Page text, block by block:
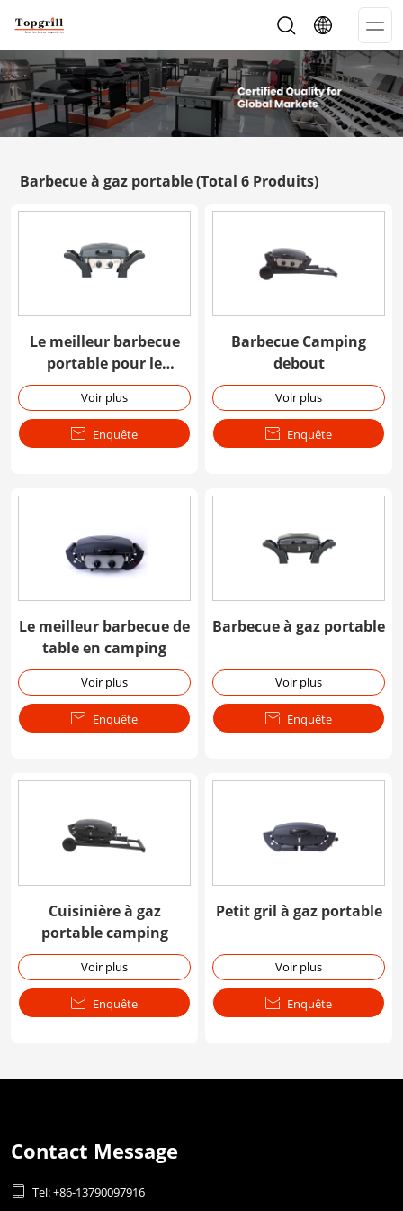
Barbecue à gaz portable(Total 6 Produits)
Le meilleur barbecue
portable pour le
camping
Voir plus
 Enquête
Barbecue Camping
debout
Voir plus
 Enquête
Le meilleur barbecue de
table en camping
Voir plus
 Enquête
Barbecue à gaz portable
Voir plus
 Enquête
Cuisinière à gaz
portable camping
Voir plus
 Enquête
Petit gril à gaz portable
Voir plus
 Enquête
Contact Message
 Tel: +86-13790097916